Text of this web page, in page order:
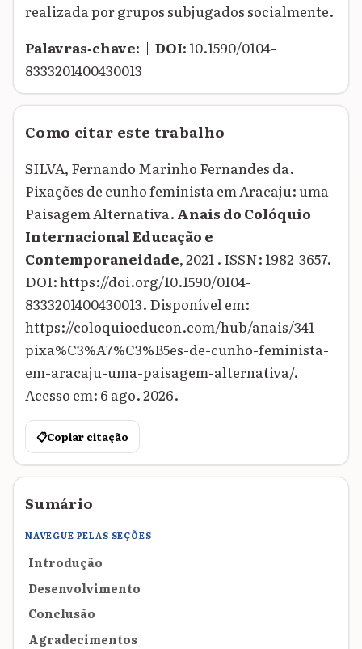
realizada por grupos subjugados socialmente.
Palavras‑chave: | DOI: 10.1590/0104-
8333201400430013
Como citar este trabalho
SILVA, Fernando Marinho Fernandes da.
Pixações de cunho feminista em Aracaju: uma
Paisagem Alternativa. Anais do Colóquio
Internacional Educação e
Contemporaneidade, 2021 . ISSN: 1982-3657.
DOI: https://doi.org/10.1590/0104-
8333201400430013. Disponível em:
https://coloquioeducon.com/hub/anais/341-
pixa%C3%A7%C3%B5es-de-cunho-feminista-
em-aracaju-uma-paisagem-alternativa/.
Acesso em: 6 ago. 2026.
📋Copiar citação
Sumário
NAVEGUE PELAS SEÇÕES
Introdução
Desenvolvimento
Conclusão
Agradecimentos